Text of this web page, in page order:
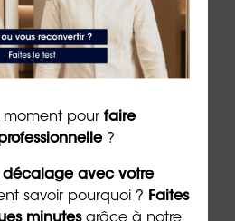
ORIENTACTION.
un(e) conseiller(ère)
contacten ligne
02 43 72 25 88
info@orientaction.com
moment pour faire
?
décalage avec votre
savoir pourquoi ? Faites
minutesgrâce à notre